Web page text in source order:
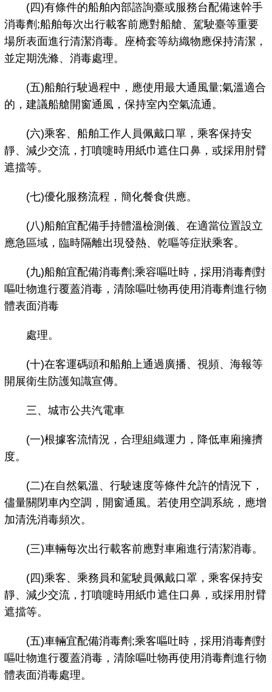
(四)有條件的船舶內部諮詢臺或服務台配備速幹手
消毒劑;船舶每次出行載客前應對船艙、駕駛臺等重要
場所表面進行清潔消毒。座椅套等紡織物應保持清潔，
並定期洗滌、消毒處理。
(五)船舶行駛過程中，應使用最大通風量;氣溫適合
的，建議船艙開窗通風，保持室內空氣流通。
(六)乘客、船舶工作人員佩戴口單，乘客保持安
靜、減少交流，打噴嚏時用紙巾遮住口鼻，或採用肘臂
遮擋等。
(七)優化服務流程，簡化餐食供應。
(八)船舶宜配備手持體溫檢測儀、在適當位置設立
應急區域，臨時隔離出現發熱、乾嘔等症狀乘客。
(九)船舶宜配備消毒劑;乘容嘔吐時，採用消毒劑對
嘔吐物進行覆蓋消毒，清除嘔吐物再使用消毒劑進行物
體表面消毒
處理。
(十)在客運碼頭和船舶上通過廣播、視頻、海報等
開展衛生防護知識宣傳。
三、城市公共汽電車
(一)根據客流情況，合理組織運力，降低車廂擁擠
度。
(二)在自然氣溫、行駛速度等條件允許的情況下，
儘量關閉車內空調，開窗通風。若使用空調系統，應增
加清洗消毒頻次。
(三)車輛每次出行載客前應對車廂進行清潔消毒。
(四)乘客、乘務員和駕駛員佩戴口罩，乘客保持安
靜、減少交流，打噴嚏時用紙巾遮住口鼻，或採用肘臂
遮擋等。
(五)車輛宜配備消毒劑;乘客嘔吐時，採用消毒劑對
嘔吐物進行覆蓋消毒，清除嘔吐物再使用消毒劑進行物
體表面消毒處理。